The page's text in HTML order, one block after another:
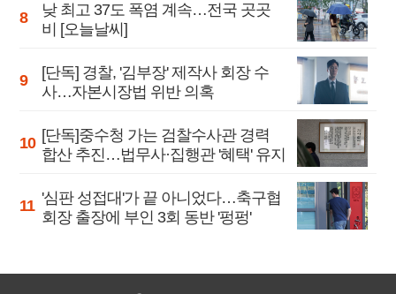
낮 최고 37도 폭염 계속…전국 곳곳
비 [오늘날씨]
[단독] 경찰, '김부장' 제작사 회장 수
사…자본시장법 위반 의혹
[단독]중수청 가는 검찰수사관 경력
합산 추진…법무사·집행관 '혜택' 유지
'심판 성접대'가 끝 아니었다…축구협
회장 출장에 부인 3회 동반 '펑펑'